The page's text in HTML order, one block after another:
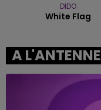
DIDO
White Flag
A L'ANTENNE